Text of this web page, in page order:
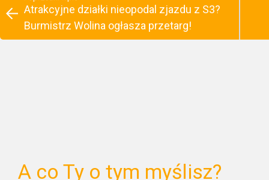
Atrakcyjne działki nieopodal zjazdu z S3?
Burmistrz Wolina ogłasza przetarg!
A co Ty o tym myślisz?